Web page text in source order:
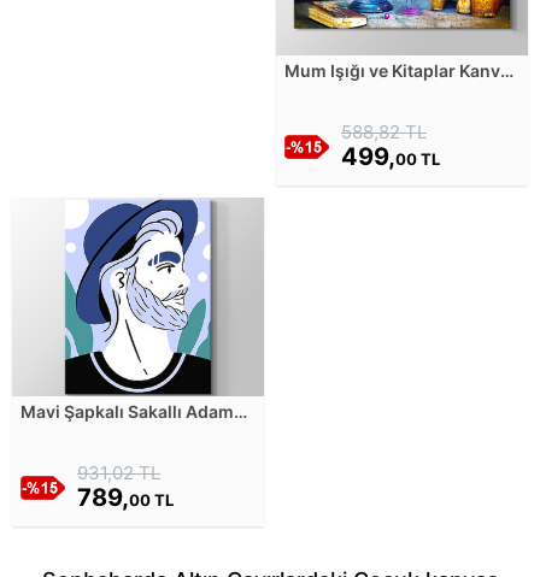
Mum Işığı ve Kitaplar Kanvas
588,82 TL
499,00 TL
Mavi Şapkalı Sakallı Adam
931,02 TL
789,00 TL